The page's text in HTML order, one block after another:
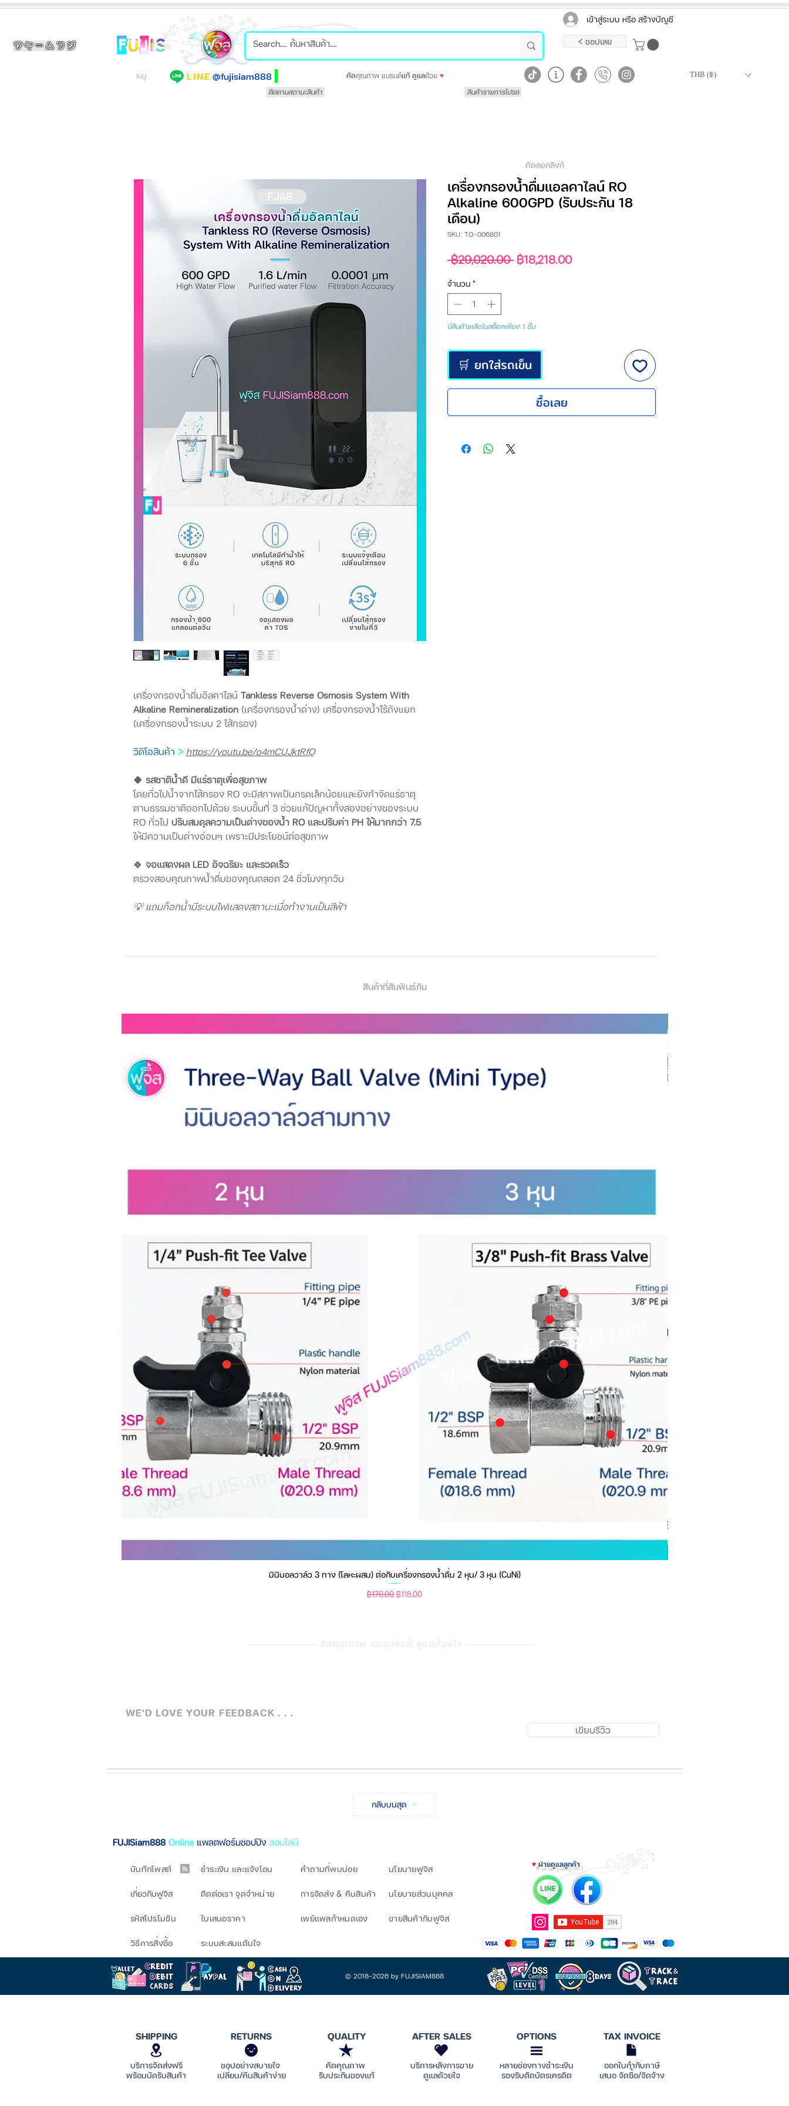
サヤームフジ
@fujisiam888
LINE
เมนู คัดคุณภาพ แบรนด์แท้ ดูแลด้วย ♥
เข้าสู่ระบบ หรือ สร้างบัญชี
< ชอปเลย
THB (฿)
ติดตามสถานะสินค้า สินค้ารายการโปรด
เครื่องกรองน้ำดื่มอัลคาไลน์ Tankless Reverse Osmosis System With
Alkaline Remineralization (เครื่องกรองน้ำด่าง) เครื่องกรองน้ำไร้ถังแยก
(เครื่องกรองน้ำระบบ 2 ไส้กรอง)
วิดิโอสินค้า > https://youtu.be/o4mCUJktRfQ
🍀 รสชาติน้ำดี มีแร่ธาตุเพื่อสุขภาพ
โดยทั่วไปน้ำจากไส้กรอง RO จะมีสภาพเป็นกรดเล็กน้อยและยังกำจัดแร่ธาตุ
ตามธรรมชาติออกไปด้วย ระบบขั้นที่ 3 ช่วยแก้ปัญหาทั้งสองอย่างของระบบ
RO ทั่วไป ปรับสมดุลความเป็นด่างของน้ำ RO และปรับค่า PH ให้มากกว่า 7.5
ให้มีความเป็นด่างอ่อนๆ เพราะมีประโยชน์ต่อสุขภาพ
🍀 จอแสดงผล LED อัจฉริยะ และรวดเร็ว
ตรวจสอบคุณภาพน้ำดื่มของคุณตลอด 24 ชั่วโมงทุกวัน
💡 แถมก็อกน้ำมีระบบไฟแสดงสถานะเมื่อทำงานเป็นสีฟ้า
ประหยัดค่าน้ำมากขึ้น เพราะมีอัตราส่วนการระบายน้ำต่ำ 1.5:1
💦 Alkaline & Remineralization ดื่มน้ำที่เป็นด่างอ่อนเพื่อประโยชน์ต่อ
สุขภาพ
ไส้กรอง TAM (ขั้นที่ 3) ปรับสมดุลความเป็นด่างของน้ำ RO และปรับให้
ยังคืนแร่ธาตุที่จำเป็นต่อสุขภาพอีกด้วย
💦 Fast Water Flow น้ำลื่นไม่สะดุด
ระบบภายในช่วยให้น้ำไหลเร็วและเสถียร ใช้เวลาประมาณ 10 วินาทีในการเติม
น้ำ RO บริสุทธิ 330 มล. หนึ่งถ้วย
ครอบครัวขนาดใหญ่และบริษัทขนาดเล็ก
💡 Rated Power: 0.1 - 0.41 GPM
💦 TDS Display แสดงค่าปริมาณของสารอินทรีย์และอนินทรีย์ในน้ำ
แผงหน้าจออัจฉริยะแสดงค่า TDS ตามเวลาจริงอย่างชัดเจน และอายุการใช้
งานที่เหลือของตัวกรอง
ระบบจะตรวจสอบคุณภาพน้ำดื่มอย่างต่อเนื่องตลอด 24 ชั่วโมงทุกวัน
พร้อมตัวบ่งชี้รหัสสีจะเตือนให้เปลี่ยนไส้กรองล่วงหน้า
✔️ TDS แสดงผลสด
✔️ แสดงอายุไส้กรองคงเหลือ
💡 ค่า TDS ที่ไม่เกิน 150 ถือว่าเหมาะสมและยอมรับได้มากที่สุด
Replacement Filters/Pack ไส้กรองเพียง 2 ชิ้น
CF 600G (Compound Filter)
RO 600G (Reverse Osmosis Filter)
Filter Life อายุไส้กรอง
เครื่องกรองน้ำดื่มแอลคาไลน์ RO
Alkaline 600GPD (รับประกัน 18
เดือน)
SKU: TO-006801
฿29,020.00 ราคา
฿18,218.00ราคา
จำนวน *
มีสินค้าเหลือในสต็อกเพียง 1 ชิ้น
🛒 ยกใส่รถเข็น
ซื้อเลย
คัดลอกลิงก์
สินค้าที่สัมพันธ์กัน
ดูข้อมูลด่วน
มินิบอลวาล์ว 3 ทาง (โลหะผสม) ต่อกับเครื่องกรองน้ำดื่ม 2 หุน/ 3 หุน (CuNi)
ราคาปกติ
฿170.00 ราคาขายลด
฿118.00
คัดคุณภาพ แบรนด์แท้ ดูแลด้วยใจ
WE'D LOVE YOUR FEEDBACK . . .
เขียนรีวิว
กลับบนสุด
FUJISiam888 Onlineแพลตฟอร์มชอปปิง ออนไลน์
บันทึกโพสต์
เกี่ยวกับฟูจิส
รหัสโปรโมชัน
ชำระเงิน และแจ้งโอน
ติดต่อเรา จุดจำหน่าย
ใบเสนอราคา
วิธีการสั่งซื้อ ระบบสะสมแต้มใจ
คำถามที่พบบ่อย
การจัดส่ง & คืนสินค้า
เพย์แพลกำหนดเอง
นโยบายฟูจิส
นโยบายส่วนบุคคล
ขายสินค้ากับฟูจิส
♥ฝ่ายดูแลลูกค้า
© 2018-2026 by FUJISIAM888
SHIPPING
บริการจัดส่งฟรี
พร้อมนัดรับสินค้า
RETURNS
ชอปอย่างสบายใจ
เปลี่ยน/คืนสินค้าง่าย
QUALITY
คัดคุณภาพ
รับประกันของแท้
AFTER SALES
บริการหลังการขาย
ดูแลด้วยใจ
OPTIONS
หลายช่องทางชำระเงิน
รองรับตัดบัตรเครดิต
TAX INVOICE
ออกใบกำกับภาษี
เสนอ จัดซื้อ/จัดจ้าง